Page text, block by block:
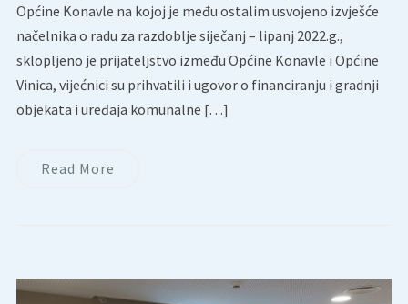
Općine Konavle na kojoj je među ostalim usvojeno izvješće
načelnika o radu za razdoblje siječanj – lipanj 2022.g.,
sklopljeno je prijateljstvo između Općine Konavle i Općine
Vinica, vijećnici su prihvatili i ugovor o financiranju i gradnji
objekata i uređaja komunalne […]
Read More